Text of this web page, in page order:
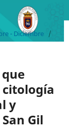
- Diciembre /
y
Gil